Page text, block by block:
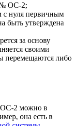
№ ОС-2;
с нуля первичным
быть утверждена
за основу
своими
перемещаются либо
ОС-2 можно в
она есть в